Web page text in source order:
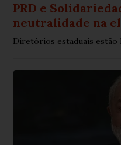
PRD e
neutralidade na
Diretórios estaduais estão